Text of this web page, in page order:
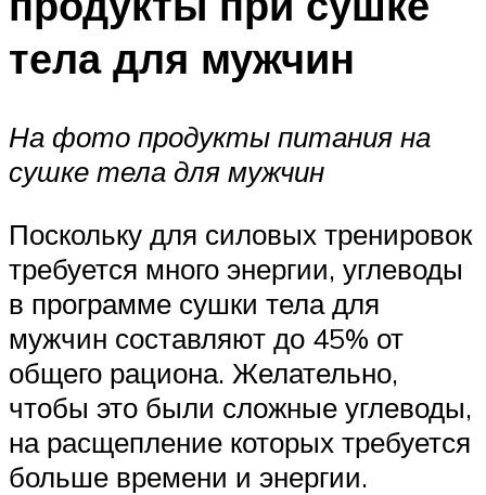
тела для мужчин
На фото продукты питания на
сушке тела для мужчин
Поскольку для силовых тренировок
требуется много энергии, углеводы
в программе сушки тела для
мужчин составляют до 45% от
общего рациона. Желательно,
чтобы это были сложные углеводы,
на расщепление которых требуется
больше времени и энергии.